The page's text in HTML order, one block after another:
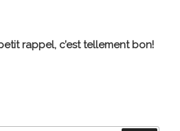
petit rappel, c’est tellement bon!